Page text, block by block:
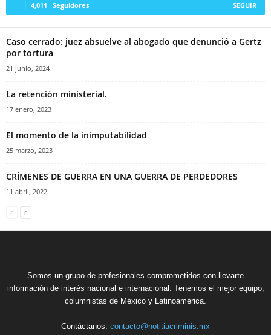
4,011 Seguidores SEGUIR
Caso cerrado: juez absuelve al abogado que denunció a Gertz
por tortura
21 junio, 2024
La retención ministerial.
17 enero, 2023
El momento de la inimputabilidad
25 marzo, 2023
CRÍMENES DE GUERRA EN UNA GUERRA DE PERDEDORES
11 abril, 2022
Somos un grupo de profesionales comprometidos con llevarte
información de interés nacional e internacional. Tenemos el mejor equipo,
columnistas de México y Latinoamérica.
Contáctanos: contacto@notitiacriminis.mx